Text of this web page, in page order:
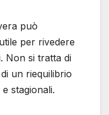
può
per rivedere
Non si tratta di
un riequilibrio
stagionali.